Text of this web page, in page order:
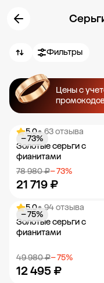
Фильтры
Цены с
5.0• 63 отзыва
Золотые серьги с
фианитами
78 980 ₽− 73%
21 719 ₽
− 73%
Добавить в
5.0• 94 отзыва
Золотые серьги с
фианитами
49 980 ₽− 75%
12 495 ₽
− 75%